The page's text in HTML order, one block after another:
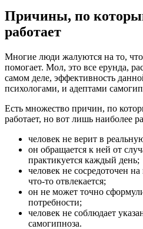
Причины, по
работает
Многие люди жалуются на то,
помогает. Мол, это все ерунда,
самом деле, эффективность
психологами, и адептами
Есть множество причин, по
работает, но вот лишь наиболее
человек не верит в
он обращается к ней от
практикуется каждый день;
человек не сосредоточен
что-то отвлекается;
он не может точно
потребности;
человек не соблюдает
самогипноза.